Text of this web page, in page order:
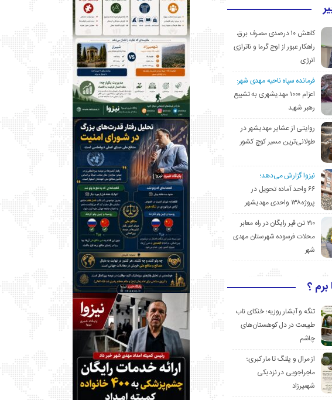
کاهش ۱۰ درصدی مصرف برق،
راهکار عبور از اوج گرما و ناترازی
انرژی
فرمانده سپاه ناحیه مهدی شهر:
اعزام ۱۰۰۰ مهدیشهری به تشییع
رهبر شهید
روایتی از عشایر مهدیشهر در
طولانی‌ترین مسیر کوچ کشور
نیزوا گزارش می‌دهد؛
۶۶ واحد آماده تحویل در
پروژه۱۳۸ واحدی مهدیشهر
۲۱۰ تن قیر رایگان در راه معابر
محلات فرسوده شهرستان مهدی
شهر
؟
تنگه و آبشار روزیه؛ خنکای ناب
طبیعت در دل کوهستان‌های
چاشم
از مرال و پلنگ تا مار کبری؛
ماجراجویی در نزدیکی
شهمیرزاد